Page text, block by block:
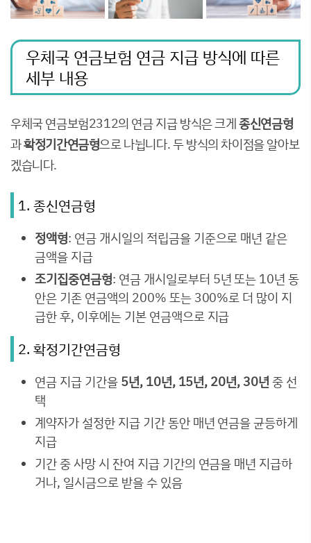
우체국 연금보험 연금 지급 방식에 따른
세부 내용
우체국 연금보험2312의 연금 지급 방식은 크게종신연금형
과확정기간연금형으로 나뉩니다. 두 방식의 차이점을 알아보
겠습니다.
1. 종신연금형
정액형: 연금 개시일의 적립금을 기준으로 매년 같은
금액을 지급
조기집중연금형: 연금 개시일로부터 5년 또는 10년 동
안은 기존 연금액의 200% 또는 300%로 더 많이 지
급한 후, 이후에는 기본 연금액으로 지급
2. 확정기간연금형
연금 지급 기간을 5년, 10년, 15년, 20년, 30년 중 선
택
계약자가 설정한 지급 기간 동안 매년 연금을 균등하게
지급
기간 중 사망 시 잔여 지급 기간의 연금을 매년 지급하
거나, 일시금으로 받을 수 있음